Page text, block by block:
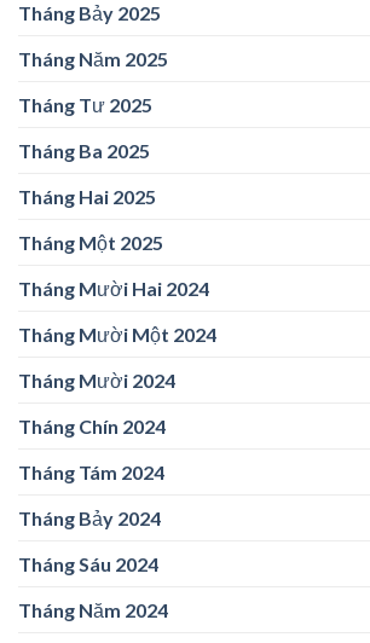
Tháng Bảy 2025
Tháng Năm 2025
Tháng Tư 2025
Tháng Ba 2025
Tháng Hai 2025
Tháng Một 2025
Tháng Mười Hai 2024
Tháng Mười Một 2024
Tháng Mười 2024
Tháng Chín 2024
Tháng Tám 2024
Tháng Bảy 2024
Tháng Sáu 2024
Tháng Năm 2024